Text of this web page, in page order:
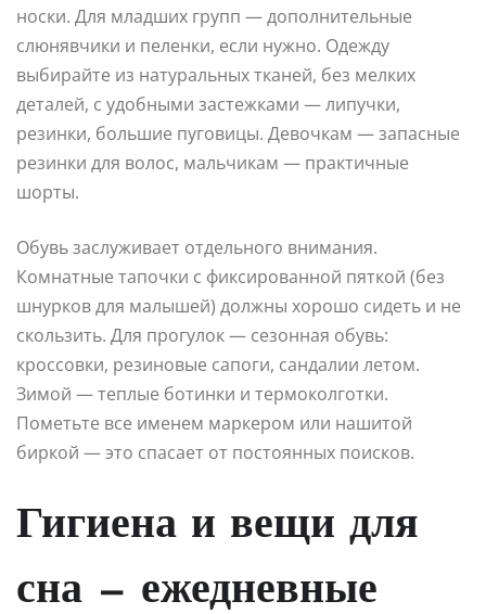
носки. Для младших групп — дополнительные
слюнявчики и пеленки, если нужно. Одежду
выбирайте из натуральных тканей, без мелких
деталей, с удобными застежками — липучки,
резинки, большие пуговицы. Девочкам — запасные
резинки для волос, мальчикам — практичные
шорты.
Обувь заслуживает отдельного внимания.
Комнатные тапочки с фиксированной пяткой (без
шнурков для малышей) должны хорошо сидеть и не
скользить. Для прогулок — сезонная обувь:
кроссовки, резиновые сапоги, сандалии летом.
Зимой — теплые ботинки и термоколготки.
Пометьте все именем маркером или нашитой
биркой — это спасает от постоянных поисков.
Гигиена и вещи для
сна — ежедневные